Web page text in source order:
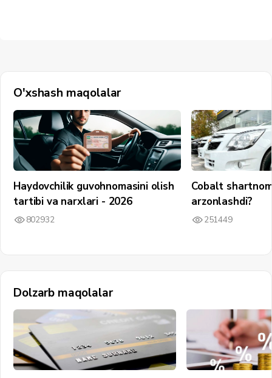
O'xshash maqolalar
Haydovchilik guvohnomasini olish
tartibi va narxlari - 2026
802932
Cobalt
arzonlashdi?
251449
Dolzarb maqolalar